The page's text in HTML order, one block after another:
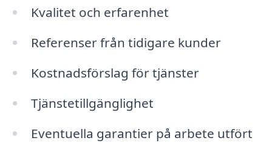
Kvalitet och erfarenhet
Referenser från tidigare kunder
Kostnadsförslag för tjänster
Tjänstetillgänglighet
Eventuella garantier på arbete utfört